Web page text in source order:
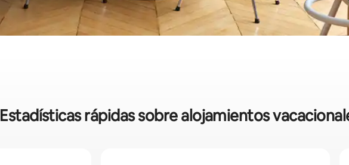
Estadísticas rápidas sobre alojamientos